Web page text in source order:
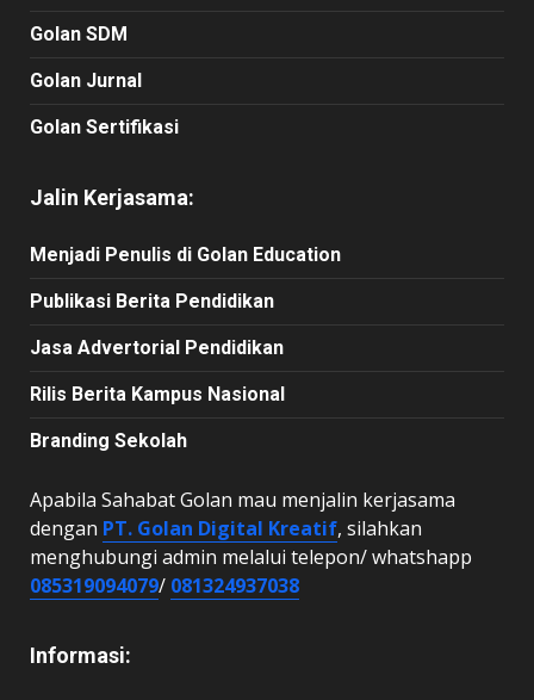
Golan SDM
Golan Jurnal
Golan Sertifikasi
Jalin Kerjasama:
Menjadi Penulis di Golan Education
Publikasi Berita Pendidikan
Jasa Advertorial Pendidikan
Rilis Berita Kampus Nasional
Branding Sekolah
Apabila Sahabat Golan mau menjalin kerjasama
dengan PT. Golan Digital Kreatif, silahkan
menghubungi admin melalui telepon/ whatshapp
085319094079/ 081324937038
Informasi: